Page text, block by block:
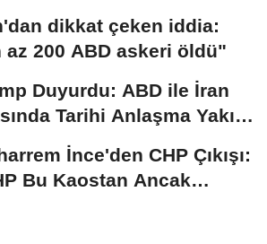
yetkililere...
dikkat çeken iddia:
az 200 ABD askeri öldü"
Duyurdu: ABD ile İran
Tarihi Anlaşma Yakın!
İnce'den CHP Çıkışı:
Bu Kaostan Ancak